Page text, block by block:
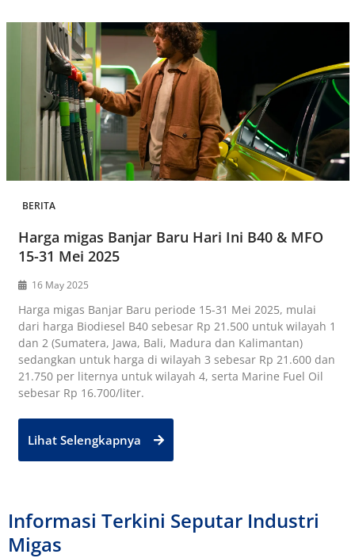
BERITA
Harga migas Banjar Baru Hari Ini B40 & MFO
15-31 Mei 2025
16 May 2025
Harga migas Banjar Baru periode 15-31 Mei 2025, mulai
dari harga Biodiesel B40 sebesar Rp 21.500 untuk wilayah 1
dan 2 (Sumatera, Jawa, Bali, Madura dan Kalimantan)
sedangkan untuk harga di wilayah 3 sebesar Rp 21.600 dan
21.750 per liternya untuk wilayah 4, serta Marine Fuel Oil
sebesar Rp 16.700/liter.
Lihat Selengkapnya
Informasi Terkini Seputar Industri
Migas